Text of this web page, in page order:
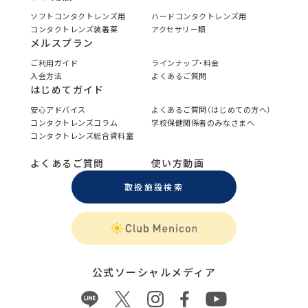
ソフトコンタクトレンズ用
ハードコンタクトレンズ用
コンタクトレンズ装着薬
アクセサリー類
メルスプラン
ご利用ガイド
ラインナップ・料金
入会方法
よくあるご質問
はじめてガイド
安心アドバイス
よくあるご質問（はじめての方へ）
コンタクトレンズコラム
学校保健関係者のみなさまへ
コンタクトレンズ総合資料室
よくあるご質問 使い方動画
取扱施設検索
公式ソーシャルメディア